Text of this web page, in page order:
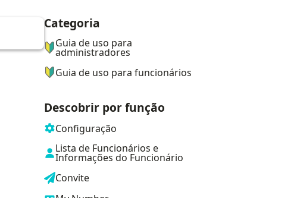
ナビゲーションメニュー
Categoria
Guia de uso para
administradores
Guia de uso para funcionários
Descobrir por função
Configuração
Lista de Funcionários e
Informações do Funcionário
Convite